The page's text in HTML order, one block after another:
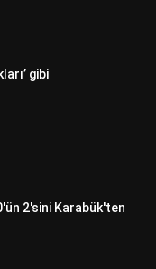
gibi
2'sini Karabük'ten